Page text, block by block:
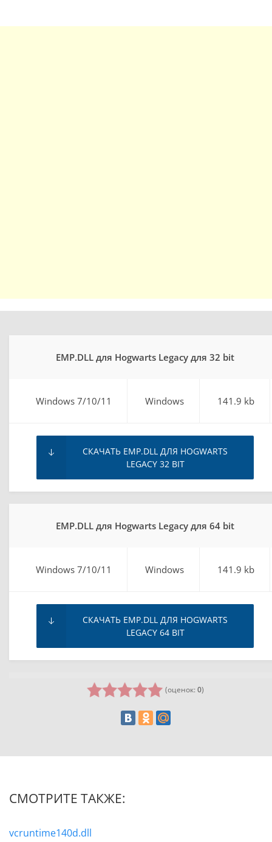
EMP.DLL для Hogwarts Legacy для 32 bit
Windows 7/10/11 Windows 141.9 kb
СКАЧАТЬ EMP.DLL ДЛЯ HOGWARTS
LEGACY 32 BIT
EMP.DLL для Hogwarts Legacy для 64 bit
Windows 7/10/11 Windows 141.9 kb
СКАЧАТЬ EMP.DLL ДЛЯ HOGWARTS
LEGACY 64 BIT
(оценок: 0)
СМОТРИТЕ ТАКЖЕ:
vcruntime140d.dll